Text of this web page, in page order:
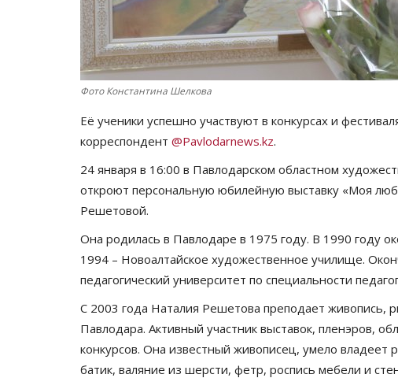
Фото Константина Шелкова
Её ученики успешно участвуют в конкурсах и
корреспондент @Pavlodarnews.kz.
24 января в 16:00 в Павлодарском областном
откроют персональную юбилейную выставку «Моя
Решетовой.
Она родилась в Павлодаре в 1975 году. В 1990 году
1994 – Новоалтайское художественное училище.
педагогический университет по специальности
С 2003 года Наталия Решетова преподает живопись,
Павлодара. Активный участник выставок, пленэров,
конкурсов. Она известный живописец, умело владеет
батик, валяние из шерсти, фетр, роспись мебели и